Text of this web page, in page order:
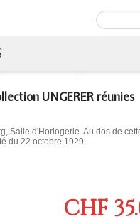
UNGERER réunies
Salle d'Horlogerie. Au dos de
du 22 octobre 1929.
CHF